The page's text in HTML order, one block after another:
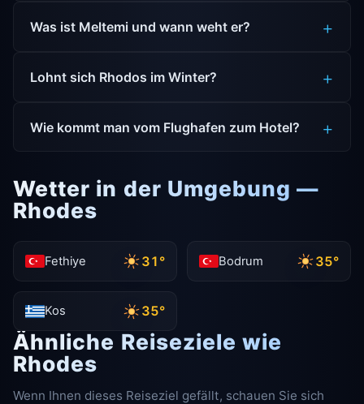
Was ist Meltemi und wann weht er?
Lohnt sich Rhodos im Winter?
Wie kommt man vom Flughafen zum Hotel?
Wetter in der Umgebung —
Rhodes
Fethiye 31° Bodrum 35°
Kos 35°
Ähnliche Reiseziele wie
Rhodes
Wenn Ihnen dieses Reiseziel gefällt, schauen Sie sich